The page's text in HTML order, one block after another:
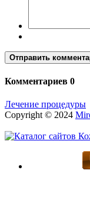
Отправить
Комментариев 0
Лечение процедуры
Copyright © 2024